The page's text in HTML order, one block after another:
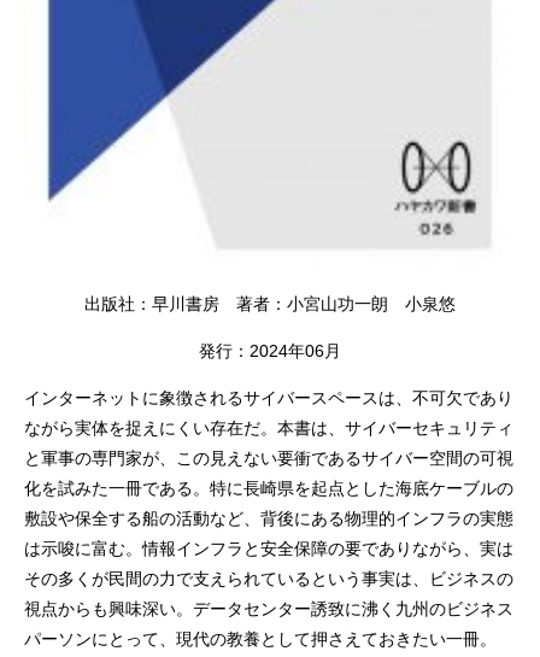
出版社：早川書房 著者：小宮山功一朗 小泉悠
発行：2024年06月
インターネットに象徴されるサイバースペースは、不可欠であり
ながら実体を捉えにくい存在だ。本書は、サイバーセキュリティ
と軍事の専門家が、この見えない要衝であるサイバー空間の可視
化を試みた一冊である。特に長崎県を起点とした海底ケーブルの
敷設や保全する船の活動など、背後にある物理的インフラの実態
は示唆に富む。情報インフラと安全保障の要でありながら、実は
その多くが民間の力で支えられているという事実は、ビジネスの
視点からも興味深い。データセンター誘致に沸く九州のビジネス
パーソンにとって、現代の教養として押さえておきたい一冊。